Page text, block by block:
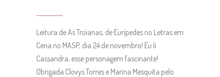
Leitura de As Troianas, de Eurípedes no Letras em
Cena no MASP, dia 24 de novembro! Eu li
Cassandra, esse personagem fascinante!
Obrigada Clovys Torres e Marina Mesquita pelo